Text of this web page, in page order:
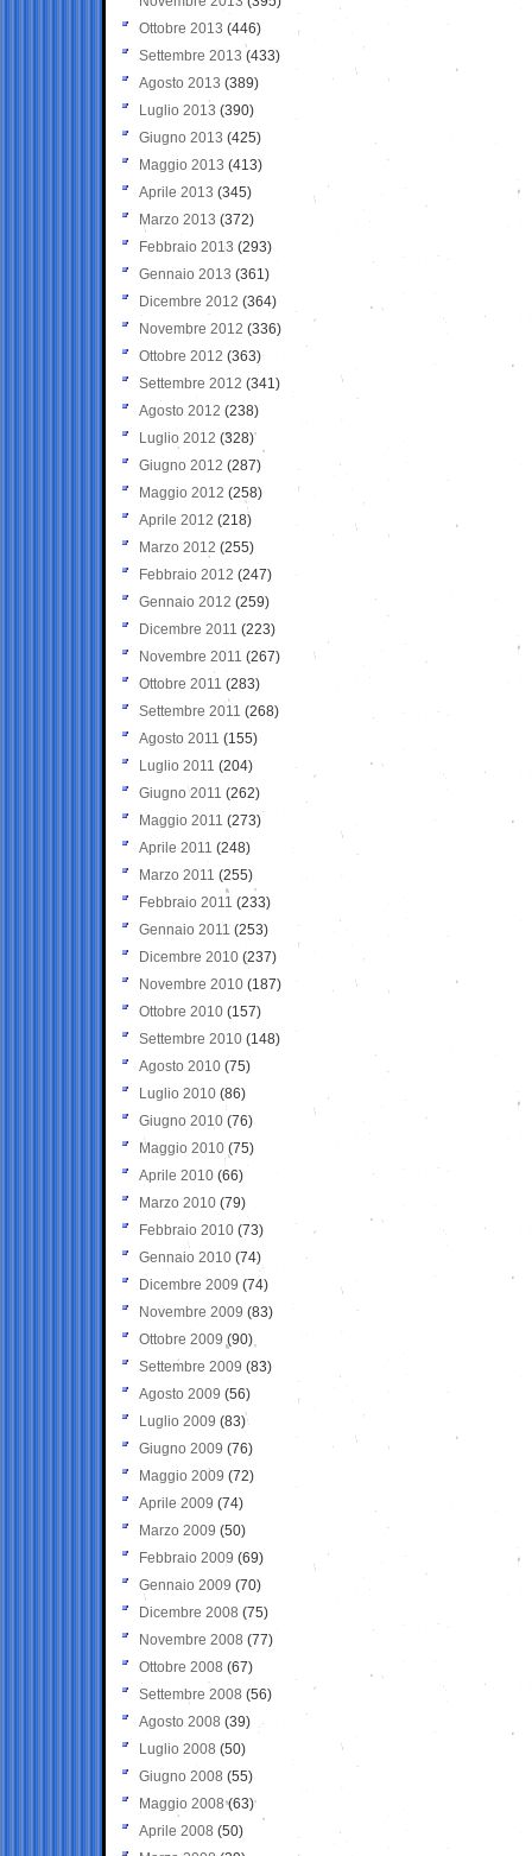
Ottobre 2013 (446)
Settembre 2013 (433)
Agosto 2013 (389)
Luglio 2013 (390)
Giugno 2013 (425)
Maggio 2013 (413)
Aprile 2013 (345)
Marzo 2013 (372)
Febbraio 2013 (293)
Gennaio 2013 (361)
Dicembre 2012 (364)
Novembre 2012 (336)
Ottobre 2012 (363)
Settembre 2012 (341)
Agosto 2012 (238)
Luglio 2012 (328)
Giugno 2012 (287)
Maggio 2012 (258)
Aprile 2012 (218)
Marzo 2012 (255)
Febbraio 2012 (247)
Gennaio 2012 (259)
Dicembre 2011 (223)
Novembre 2011 (267)
Ottobre 2011 (283)
Settembre 2011 (268)
Agosto 2011 (155)
Luglio 2011 (204)
Giugno 2011 (262)
Maggio 2011 (273)
Aprile 2011 (248)
Marzo 2011 (255)
Febbraio 2011 (233)
Gennaio 2011 (253)
Dicembre 2010 (237)
Novembre 2010 (187)
Ottobre 2010 (157)
Settembre 2010 (148)
Agosto 2010 (75)
Luglio 2010 (86)
Giugno 2010 (76)
Maggio 2010 (75)
Aprile 2010 (66)
Marzo 2010 (79)
Febbraio 2010 (73)
Gennaio 2010 (74)
Dicembre 2009 (74)
Novembre 2009 (83)
Ottobre 2009 (90)
Settembre 2009 (83)
Agosto 2009 (56)
Luglio 2009 (83)
Giugno 2009 (76)
Maggio 2009 (72)
Aprile 2009 (74)
Marzo 2009 (50)
Febbraio 2009 (69)
Gennaio 2009 (70)
Dicembre 2008 (75)
Novembre 2008 (77)
Ottobre 2008 (67)
Settembre 2008 (56)
Agosto 2008 (39)
Luglio 2008 (50)
Giugno 2008 (55)
Maggio 2008(63)
Aprile 2008 (50)